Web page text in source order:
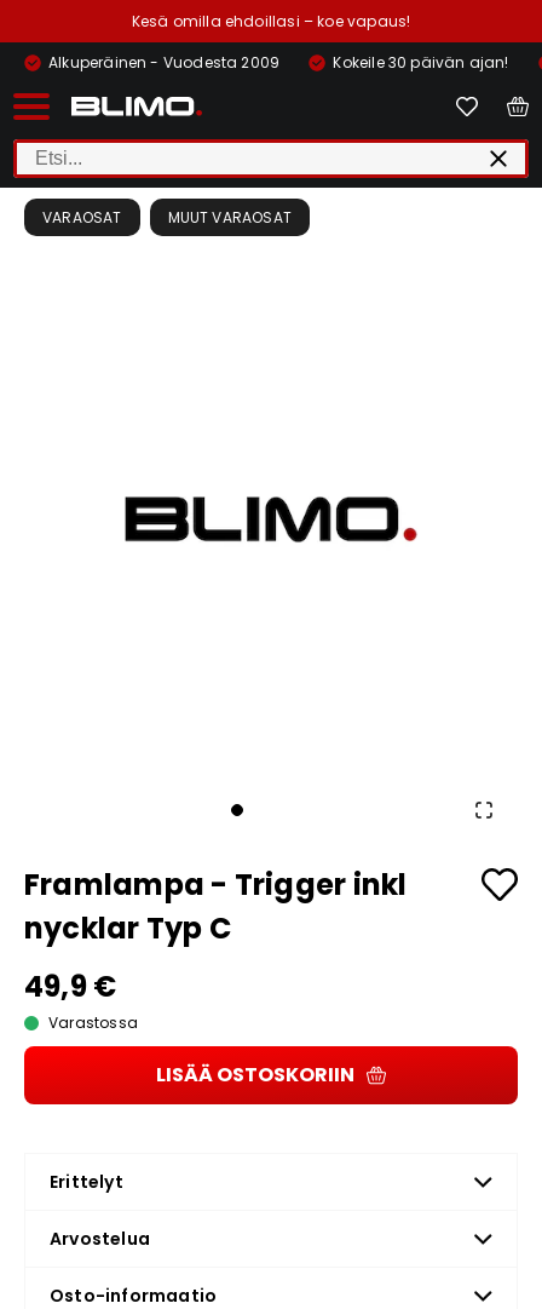
Kesä omilla ehdoillasi – koe vapaus!
Alkuperäinen - Vuodesta 2009
Kokeile 30 päivän ajan!
VARAOSAT MUUT VARAOSAT
Framlampa - Trigger inkl
nycklar Typ C
49,9 €
Varastossa
LISÄÄ OSTOSKORIIN
Erittelyt
Arvostelua
Osto-informaatio